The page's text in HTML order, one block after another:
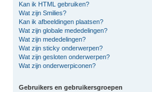
Kan ik HTML gebruiken?
Wat zijn Smilies?
Kan ik afbeeldingen plaatsen?
Wat zijn globale mededelingen?
Wat zijn mededelingen?
Wat zijn sticky onderwerpen?
Wat zijn gesloten onderwerpen?
Wat zijn onderwerpiconen?
Gebruikers en gebruikersgroepen